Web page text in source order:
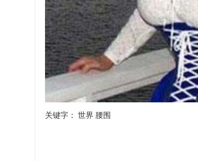
关键字： 世界 腰围